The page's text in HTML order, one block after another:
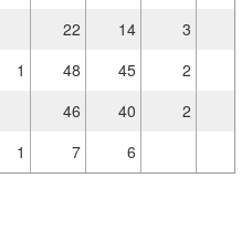
22 14
3
1 48 45 2
46 40
2
1 7 6